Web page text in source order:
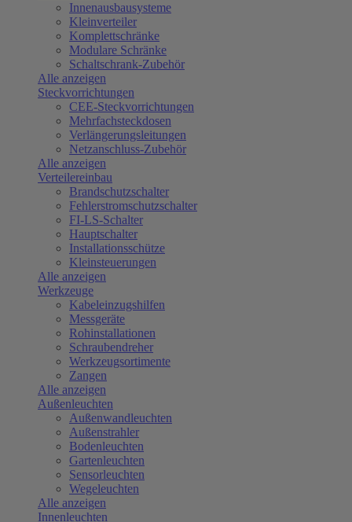
Innenausbausysteme
Kleinverteiler
Komplettschränke
Modulare Schränke
Schaltschrank-Zubehör
Alle anzeigen
Steckvorrichtungen
CEE-Steckvorrichtungen
Mehrfachsteckdosen
Verlängerungsleitungen
Netzanschluss-Zubehör
Alle anzeigen
Verteilereinbau
Brandschutzschalter
Fehlerstromschutzschalter
FI-LS-Schalter
Hauptschalter
Installationsschütze
Kleinsteuerungen
Alle anzeigen
Werkzeuge
Kabeleinzugshilfen
Messgeräte
Rohinstallationen
Schraubendreher
Werkzeugsortimente
Zangen
Alle anzeigen
Außenleuchten
Außenwandleuchten
Außenstrahler
Bodenleuchten
Gartenleuchten
Sensorleuchten
Wegeleuchten
Alle anzeigen
Innenleuchten